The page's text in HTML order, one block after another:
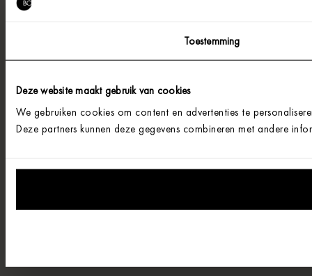
Toestemming
Deze website maakt gebruik van cookies
We gebruiken cookies om content en advertenties te
Deze partners kunnen deze gegevens combineren met andere